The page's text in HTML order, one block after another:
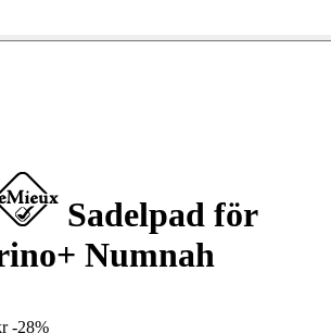
Sadelpad för
Numnah
-28%